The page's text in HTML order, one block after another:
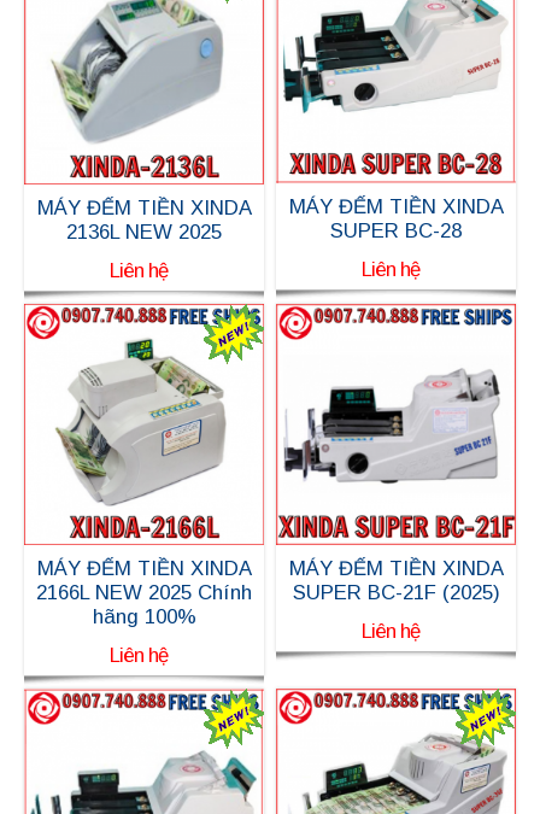
MÁY ĐẾM TIỀN XINDA
2136L NEW 2025
Liên hệ
MÁY ĐẾM TIỀN XINDA
SUPER BC-28
Liên hệ
MÁY ĐẾM TIỀN XINDA
2166L NEW 2025 Chính
hãng 100%
Liên hệ
MÁY ĐẾM TIỀN XINDA
SUPER BC-21F (2025)
Liên hệ